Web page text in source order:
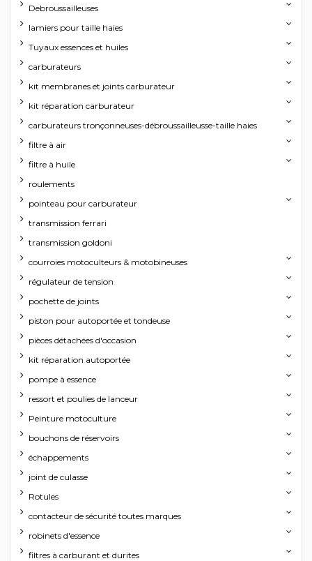
Debroussailleuses
lamiers pour taille haies
Tuyaux essences et huiles
carburateurs
kit membranes et joints carburateur
kit réparation carburateur
carburateurs tronçonneuses-débroussailleusse-taille haies
filtre à air
filtre à huile
roulements
pointeau pour carburateur
transmission ferrari
transmission goldoni
courroies motoculteurs & motobineuses
régulateur de tension
pochette de joints
piston pour autoportée et tondeuse
pièces détachées d'occasion
kit réparation autoportée
pompe à essence
ressort et poulies de lanceur
Peinture motoculture
bouchons de réservoirs
échappements
joint de culasse
Rotules
contacteur de sécurité toutes marques
robinets d'essence
filtres à carburant et durites